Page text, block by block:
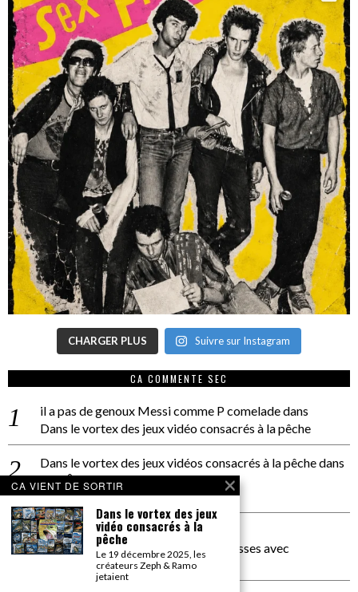
CHARGER PLUS Suivre sur Instagram
CA COMMENTE SEC
il a pas de genoux Messi comme P comeladedans
Dans le vortex des jeux vidéo consacrés à la pêche
Dans le vortex des jeux vidéos consacrés à la pêchedans
PACÔME THIELLEMENT
La séance d’Hip Gnose
La Patrie
dans
On a parlé Dolce Vita et lutte des classes avec
Bernardino Femminielli
CA VIENT DE SORTIR
Dans le vortex des jeux
vidéo consacrés à la
pêche
Le 19 décembre 2025, les
créateurs Zeph & Ramo
jetaient